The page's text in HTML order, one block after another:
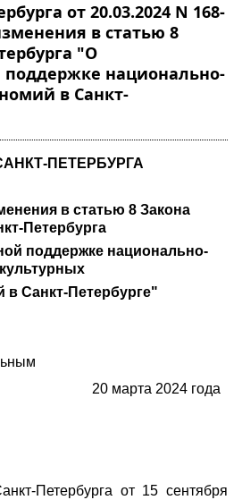
от 20.03.2024 N 168-
в статью 8
"О
поддержке национально-
в Санкт-
ПЕТЕРБУРГА
в статью 8 Закона
Петербурга
поддержке национально-
культурных
в Санкт-Петербурге"
20 марта 2024 года
Петербурга от 15 сентября